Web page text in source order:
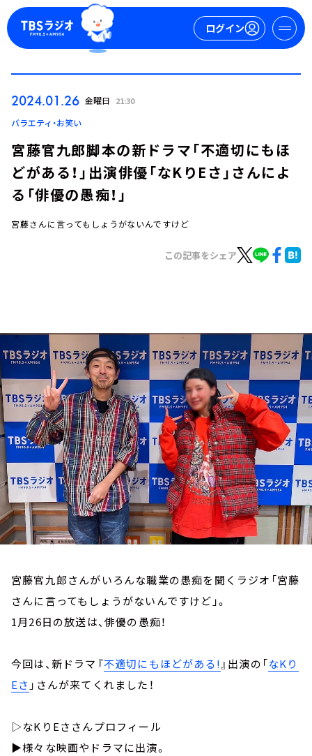
ログイン
ログイン
イベント・グッズ
YouTube
会社情報
2024.01.26 金曜日 21:30
バラエティ・お笑い
宮藤官九郎脚本の新ドラマ「不適切にもほ
どがある！」出演俳優「なKりEさ」さんによ
る「俳優の愚痴！」
宮藤さんに言ってもしょうがないんですけど
この記事をシェア
宮藤官九郎さんがいろんな職業の愚痴を聞くラジオ「宮藤
さんに言ってもしょうがないんですけど」。
1月26日の放送は、俳優の愚痴！
今回は、新ドラマ『不適切にもほどがある!』出演の「なKり
Eさ 」さんが来てくれました！
▷なKりEささんプロフィール
▶︎様々な映画やドラマに出演。